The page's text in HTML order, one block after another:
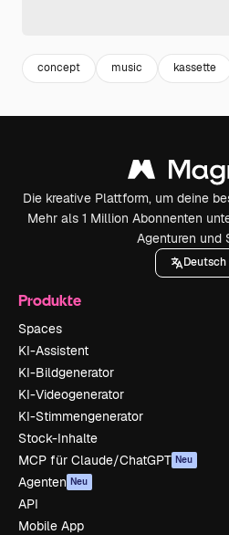
concept music kassette
Die kreative Plattform, um deine
Mehr als 1 Million Abonnenten
Agenturen und
Deutsch
Produkte
Spaces
KI-Assistent
KI-Bildgenerator
KI-Videogenerator
KI-Stimmengenerator
Stock-Inhalte
MCP für Claude/ChatGPT Neu
Agenten Neu
API
Mobile App